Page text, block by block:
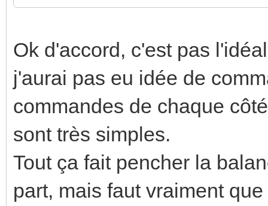
Ok d'accord, c'est pas
j'aurai pas eu idée de
commandes de chaque
sont très simples.
Tout ça fait pencher la
part, mais faut vraiment